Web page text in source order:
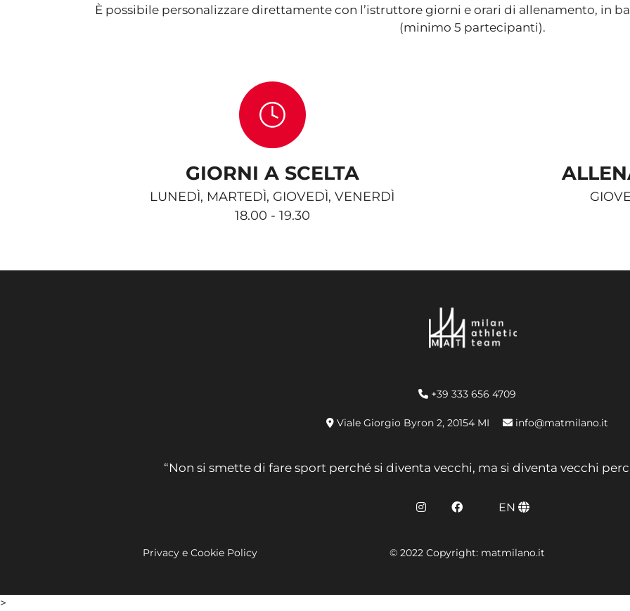
È possibile personalizzare direttamente con l’istruttore giorni e orari di allenamento, in
(minimo 5 partecipanti).
GIORNI A SCELTA
LUNEDÌ, MARTEDÌ, GIOVEDÌ, VENERDÌ
18.00 - 19.30
+39 333 656 4709
Viale Giorgio Byron 2, 20154 MI info@matmilano.it
“Non si smette di fare sport perché si diventa vecchi, ma si diventa vecchi
EN
Privacy e Cookie Policy © 2022 Copyright: matmilano.it
>